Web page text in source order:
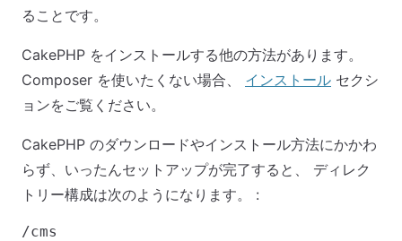
ることです。
CakePHP をインストールする他の方法があります。
Composer を使いたくない場合、 インストール セクシ
ョンをご覧ください。
CakePHP のダウンロードやインストール方法にかかわ
らず、いったんセットアップが完了すると、 ディレク
トリー構成は次のようになります。 :
/cms